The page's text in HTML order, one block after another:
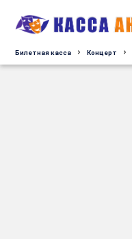
Билетная касса Концерт